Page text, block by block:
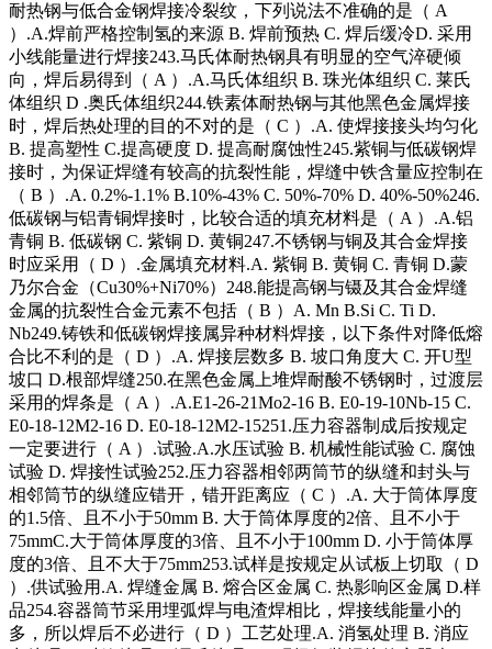
耐热钢与低合金钢焊接冷裂纹，下列说法不准确的是（ A
）.A.焊前严格控制氢的来源 B. 焊前预热 C. 焊后缓冷D. 采用
小线能量进行焊接243.马氏体耐热钢具有明显的空气淬硬倾
向，焊后易得到（ A ）.A.马氏体组织 B. 珠光体组织 C. 莱氏
体组织 D .奥氏体组织244.铁素体耐热钢与其他黑色金属焊接
时，焊后热处理的目的不对的是（ C ）.A. 使焊接接头均匀化
B. 提高塑性 C.提高硬度 D. 提高耐腐蚀性245.紫铜与低碳钢焊
接时，为保证焊缝有较高的抗裂性能，焊缝中铁含量应控制在
（ B ）.A. 0.2%-1.1% B.10%-43% C. 50%-70% D. 40%-50%246.
低碳钢与铝青铜焊接时，比较合适的填充材料是（ A ）.A.铝
青铜 B. 低碳钢 C. 紫铜 D. 黄铜247.不锈钢与铜及其合金焊接
时应采用（ D ）.金属填充材料.A. 紫铜 B. 黄铜 C. 青铜 D.蒙
乃尔合金（Cu30%+Ni70%）248.能提高钢与镊及其合金焊缝
金属的抗裂性合金元素不包括（ B ）A. Mn B.Si C. Ti D.
Nb249.铸铁和低碳钢焊接属异种材料焊接，以下条件对降低熔
合比不利的是（ D ）.A. 焊接层数多 B. 坡口角度大 C. 开U型
坡口 D.根部焊缝250.在黑色金属上堆焊耐酸不锈钢时，过渡层
采用的焊条是（ A ）.A.E1-26-21Mo2-16 B. E0-19-10Nb-15 C.
E0-18-12M2-16 D. E0-18-12M2-15251.压力容器制成后按规定
一定要进行（ A ）.试验.A.水压试验 B. 机械性能试验 C. 腐蚀
试验 D. 焊接性试验252.压力容器相邻两筒节的纵缝和封头与
相邻筒节的纵缝应错开，错开距离应（ C ）.A. 大于筒体厚度
的1.5倍、且不小于50mm B. 大于筒体厚度的2倍、且不小于
75mmC.大于筒体厚度的3倍、且不小于100mm D. 小于筒体厚
度的3倍、且不大于75mm253.试样是按规定从试板上切取（ D
）.供试验用.A. 焊缝金属 B. 熔合区金属 C. 热影响区金属 D.样
品254.容器筒节采用埋弧焊与电渣焊相比，焊接线能量小的
多，所以焊后不必进行（ D ）工艺处理.A. 消氢处理 B. 消应